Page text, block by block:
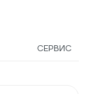
СЕРВИС